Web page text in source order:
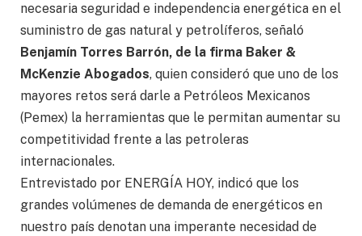
necesaria seguridad e independencia energética en el
suministro de gas natural y petrolíferos, señaló
Benjamín Torres Barrón, de la firma Baker &
McKenzie Abogados, quien consideró que uno de los
mayores retos será darle a Petróleos Mexicanos
(Pemex) la herramientas que le permitan aumentar su
competitividad frente a las petroleras
internacionales.
Entrevistado por ENERGÍA HOY, indicó que los
grandes volúmenes de demanda de energéticos en
nuestro país denotan una imperante necesidad de